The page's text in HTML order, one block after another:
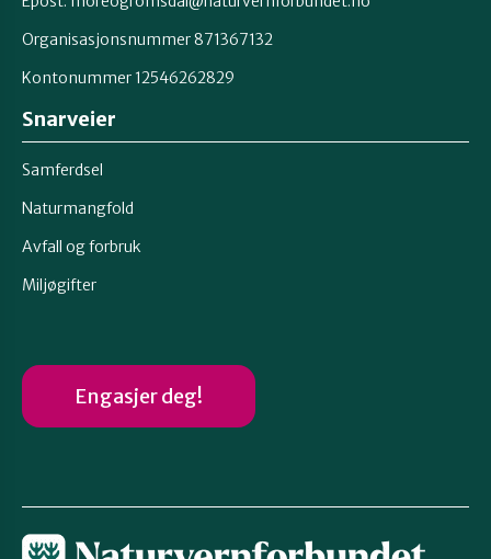
Organisasjonsnummer 871367132
Kontonummer 12546262829
Snarveier
Samferdsel
Naturmangfold
Avfall og forbruk
Miljøgifter
Engasjer deg!